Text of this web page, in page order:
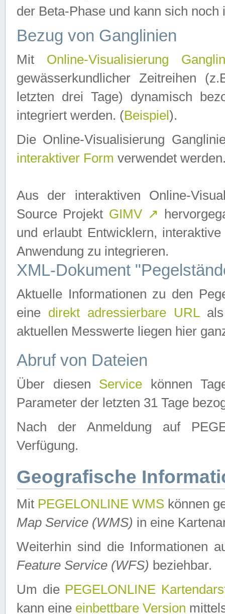
der Beta-Phase und kann sich noch
Bezug von Ganglinien
Mit Online-Visualisierung
gewässerkundlicher Zeitreihen
letzten drei Tage) dynamisch
integriert werden. (Beispiel ).
Die Online-Visualisierung
interaktiver Form verwendet
Aus der interaktiven Online-
Source Projekt GIMV ↗
und erlaubt Entwicklern,
Anwendung zu integrieren.
XML-Dokument
Aktuelle Informationen zu den
eine direkt adressierbare URLals
aktuellen Messwerte liegen hier
Abruf von Dateien
Über diesen Service können
Parameter der letzten 31 Tage
Nach der Anmeldung auf
Verfügung.
Geografische
Mit PEGELONLINE WMS können
Map Service (WMS) in eine
Weiterhin sind die Informationen
Feature Service (WFS) beziehbar.
Um die PEGELONLINE
kann eine einbettbare Version